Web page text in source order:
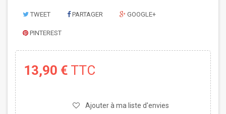
TWEET PARTAGER GOOGLE+
PINTEREST
13,90 € TTC
Ajouter à ma liste d'envies